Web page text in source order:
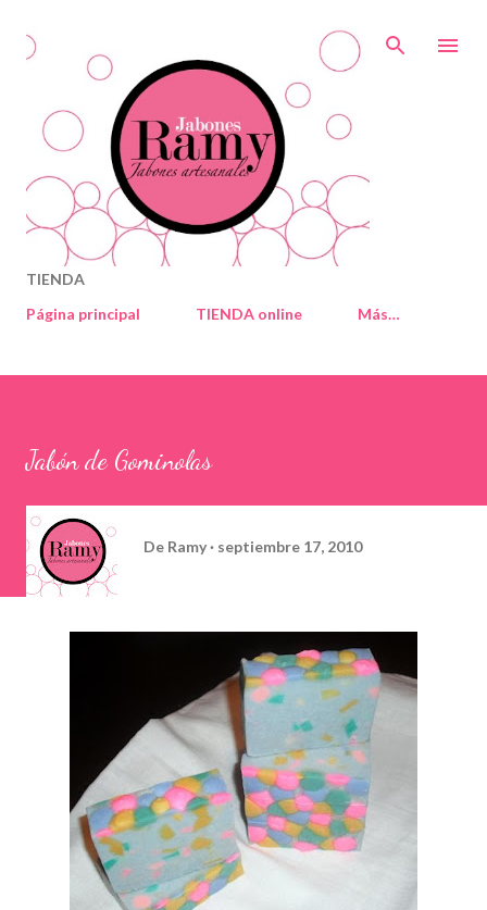
TIENDA
Página principal
TIENDA online Más…
Jabón de Gominolas
De Ramy septiembre 17, 2010